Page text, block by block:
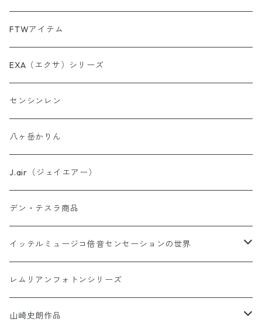
AINORinQ（あいのりんく）
お守り数列・強化版 全33種
書籍カードシリーズ
Soul Reclaim（ソウルレクイエム）シリーズ
その他のカード
FTWアイテム
EXA（エクサ）シリーズ
センシンレン
八ヶ岳かりん
J.air（ジェイエアー）
デン・テスラ商品
イッテルミュージコ倍音センセーションの世界
1368イッテルミュージコCD
Hi-Ringo 孤独のライブCD1368
Hi-Ringo Yah！ selection CD
レムリアンフォトンシリーズ
山崎史朗作品